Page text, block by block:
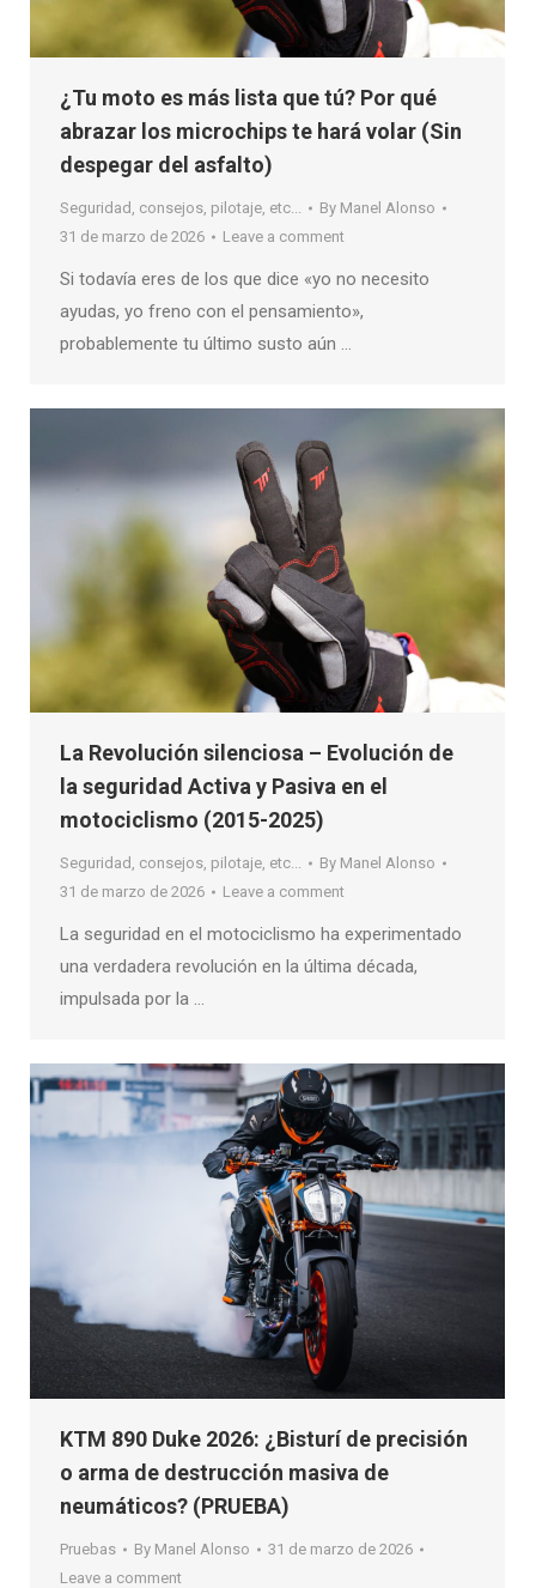
¿Tu moto es más lista que tú? Por qué
abrazar los microchips te hará volar (Sin
despegar del asfalto)
Seguridad, consejos, pilotaje, etc... By Manel Alonso
31 de marzo de 2026
Leave a comment
Si todavía eres de los que dice «yo no necesito
ayudas, yo freno con el pensamiento»,
probablemente tu último susto aún …
La Revolución silenciosa – Evolución de
la seguridad Activa y Pasiva en el
motociclismo (2015-2025)
Seguridad, consejos, pilotaje, etc... By Manel Alonso
31 de marzo de 2026
Leave a comment
La seguridad en el motociclismo ha experimentado
una verdadera revolución en la última década,
impulsada por la …
KTM 890 Duke 2026: ¿Bisturí de precisión
o arma de destrucción masiva de
neumáticos? (PRUEBA)
Pruebas By Manel Alonso
31 de marzo de 2026
Leave a comment